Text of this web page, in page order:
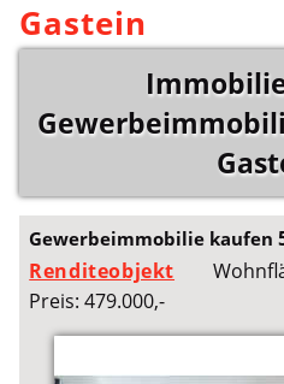
Gastein
Gewerbeimmobilie kaufen
Renditeobjekt
Preis: 479.000,-